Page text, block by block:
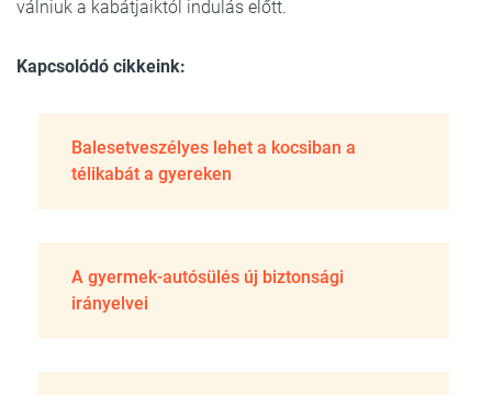
válniuk a kabátjaiktól indulás előtt.
Kapcsolódó cikkeink:
Balesetveszélyes lehet a kocsiban a
télikabát a gyereken
A gyermek-autósülés új biztonsági
irányelvei